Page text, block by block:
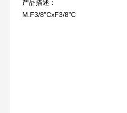
产品描述：
M.F3/8"CxF3/8"C